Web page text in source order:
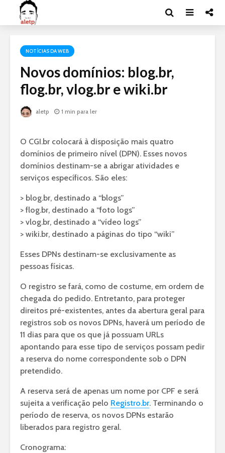
NOTÍCIAS DA WEB
Novos domínios: blog.br,
flog.br, vlog.br e wiki.br
aletp 1 min para ler
O CGI.br colocará à disposição mais quatro
domínios de primeiro nível (DPN). Esses novos
domínios destinam-se a abrigar atividades e
serviços específicos. São eles:
> blog.br, destinado a “blogs”
> flog.br, destinado a “foto logs”
> vlog.br, destinado a “vídeo logs”
> wiki.br, destinado a páginas do tipo “wiki”
Esses DPNs destinam-se exclusivamente as
pessoas físicas.
O registro se fará, como de costume, em ordem de
chegada do pedido. Entretanto, para proteger
direitos pré-existentes, antes da abertura geral para
registros sob os novos DPNs, haverá um período de
11 dias para que os que já possuam URLs
apontando para esse tipo de serviços possam pedir
a reserva do nome correspondente sob o DPN
pretendido.
A reserva será de apenas um nome por CPF e será
sujeita a verificação pelo Registro.br. Terminando o
período de reserva, os novos DPNs estarão
liberados para registro geral.
Cronograma: